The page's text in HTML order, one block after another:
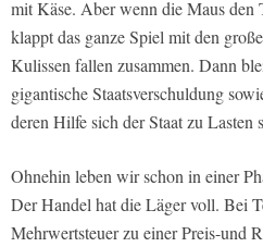
mit Käse. Aber wenn die Maus den
klappt das ganze Spiel mit den
Kulissen fallen zusammen. Dann
gigantische Staatsverschuldung
deren Hilfe sich der Staat zu Lasten
Ohnehin leben wir schon in einer
Der Handel hat die Läger voll. Bei
Mehrwertsteuer zu einer Preis-und